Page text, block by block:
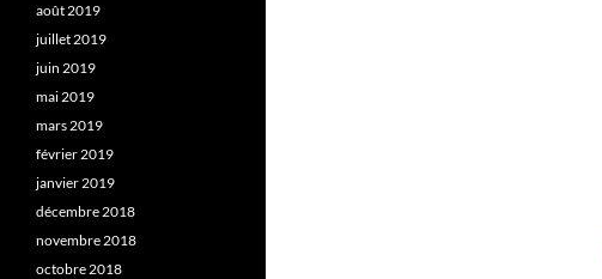
août 2019
juillet 2019
juin 2019
mai 2019
mars 2019
février 2019
janvier 2019
décembre 2018
novembre 2018
octobre 2018